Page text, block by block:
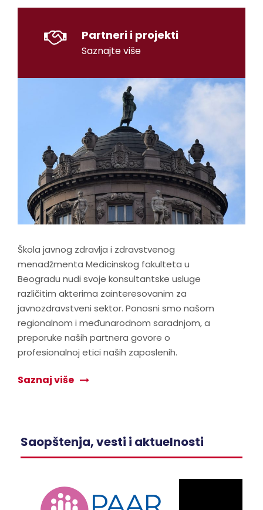
Partneri i projekti
Saznajte više
Škola javnog zdravlja i zdravstvenog
menadžmenta Medicinskog fakulteta u
Beogradu nudi svoje konsultantske usluge
različitim akterima zainteresovanim za
javnozdravstveni sektor. Ponosni smo našom
regionalnom i međunarodnom saradnjom, a
preporuke naših partnera govore o
profesionalnoj etici naših zaposlenih.
Saznaj više
Saopštenja, vesti i aktuelnosti